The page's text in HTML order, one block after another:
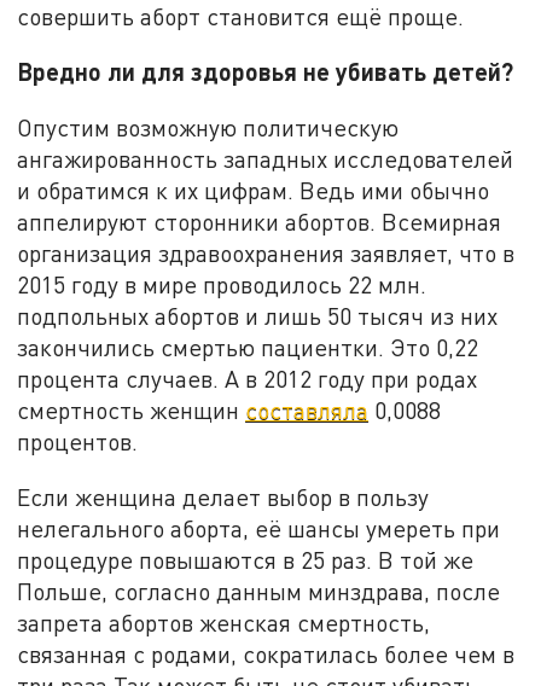
совершить аборт становится ещё проще.
Вредно ли для здоровья не убивать детей?
Опустим возможную политическую
ангажированность западных исследователей
и обратимся к их цифрам. Ведь ими обычно
аппелируют сторонники абортов. Всемирная
организация здравоохранения заявляет, что в
2015 году в мире проводилось 22 млн.
подпольных абортов и лишь 50 тысяч из них
закончились смертью пациентки. Это 0,22
процента случаев. А в 2012 году при родах
смертность женщин составляла 0,0088
процентов.
Если женщина делает выбор в пользу
нелегального аборта, её шансы умереть при
процедуре повышаются в 25 раз. В той же
Польше, согласно данным минздрава, после
запрета абортов женская смертность,
связанная с родами, сократилась более чем в